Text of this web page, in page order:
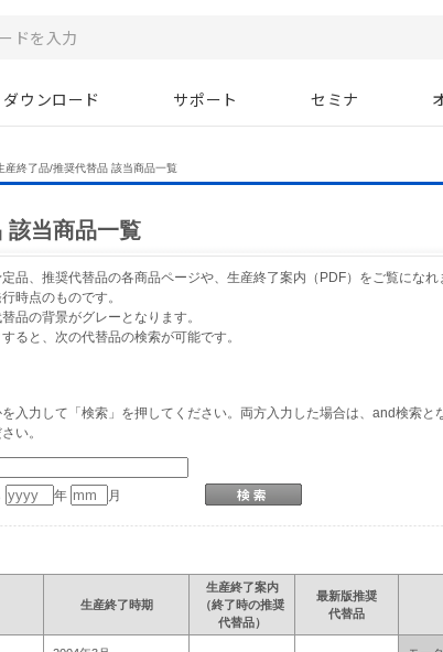
ダウンロード サポート セミナ
産終了品/推奨代替品 該当商品一覧
該当商品一覧
品、推奨代替品の各商品ページや、生産終了案内（PDF）をご覧になれ
時点のものです。
品の背景がグレーとなります。
ると、次の代替品の検索が可能です。
入力して「検索」を押してください。両方入力した場合は、and検索と
い。
年 月
生産終了時期
生産終了案内
（終了時の推奨
代替品）
最新版推奨
代替品